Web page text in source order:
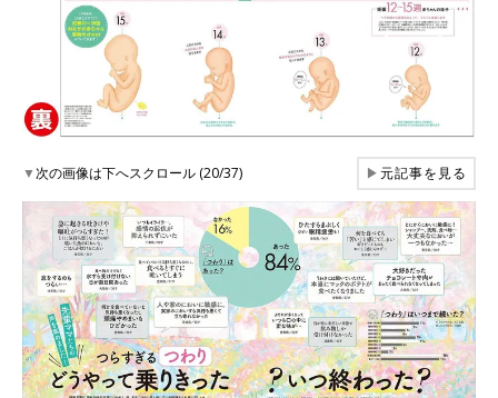
▼次の画像は下へスクロール (20/37) ▶元記事を見る